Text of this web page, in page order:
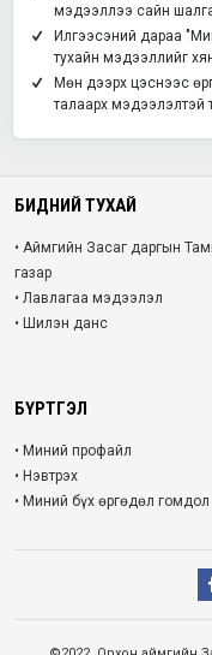
мэдээллээ сайн
Илгээсэний дараа
тухайн мэдээллийг
Мөн дээрх цэснээс
талаарх мэдээлэлтэй
БИДНИЙ ТУХАЙ
• Аймгийн Засаг даргын
газар
• Лавлагаа мэдээлэл
• Шилэн данс
БҮРТГЭЛ
• Миний профайл
• Нэвтрэх
• Миний бүх өргөдөл гомдол